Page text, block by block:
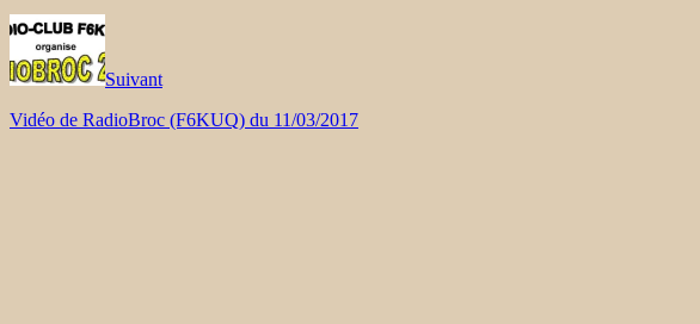
Suivant
Vidéo de RadioBroc (F6KUQ) du 11/03/2017